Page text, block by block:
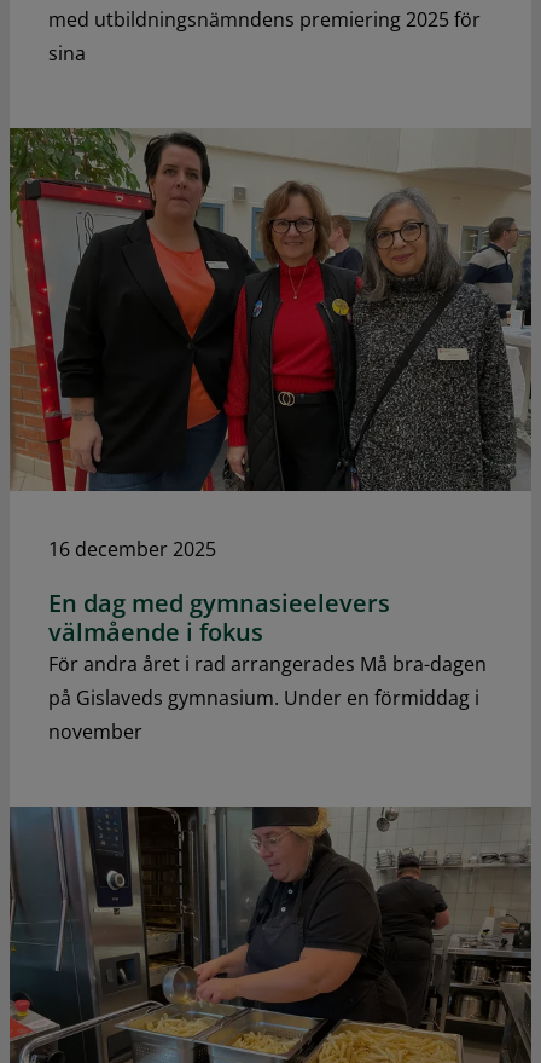
med utbildningsnämndens premiering 2025 för
sina
16 december 2025
En dag med gymnasieelevers
välmående i fokus
För andra året i rad arrangerades Må bra-dagen
på Gislaveds gymnasium. Under en förmiddag i
november